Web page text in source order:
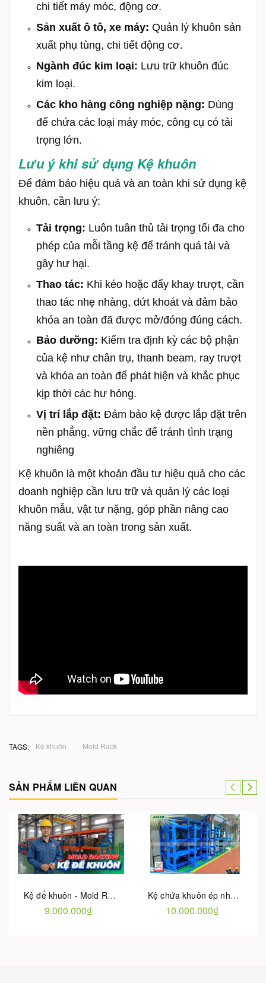
chi tiết máy móc, động cơ.
Sản xuất ô tô, xe máy: Quản lý khuôn sản
xuất phụ tùng, chi tiết động cơ.
Ngành đúc kim loại: Lưu trữ khuôn đúc
kim loại.
Các kho hàng công nghiệp nặng: Dùng
để chứa các loại máy móc, công cụ có tải
trọng lớn.
Lưu ý khi sử dụng Kệ khuôn
Để đảm bảo hiệu quả và an toàn khi sử dụng kệ
khuôn, cần lưu ý:
Tải trọng: Luôn tuân thủ tải trọng tối đa cho
phép của mỗi tầng kệ để tránh quá tải và
gây hư hại.
Thao tác: Khi kéo hoặc đẩy khay trượt, cần
thao tác nhẹ nhàng, dứt khoát và đảm bảo
khóa an toàn đã được mở/đóng đúng cách.
Bảo dưỡng: Kiểm tra định kỳ các bộ phận
của kệ như chân trụ, thanh beam, ray trượt
và khóa an toàn để phát hiện và khắc phục
kịp thời các hư hỏng.
Vị trí lắp đặt: Đảm bảo kệ được lắp đặt trên
nền phẳng, vững chắc để tránh tình trạng
nghiêng
Kệ khuôn là một khoản đầu tư hiệu quả cho các
doanh nghiệp cần lưu trữ và quản lý các loại
khuôn mẫu, vật tư nặng, góp phần nâng cao
năng suất và an toàn trong sản xuất.
TAGS: Kệ khuôn Mold Rack
SẢN PHẨM LIÊN QUAN
Kệ để khuôn - Mold Racking | Giải pháp lưu trữ khuôn mẫu phụ tùng
9.000.000₫
Kệ chứa khuôn ép nhựa - tải trọng 1-3 tấn / tầng
10.000.000₫